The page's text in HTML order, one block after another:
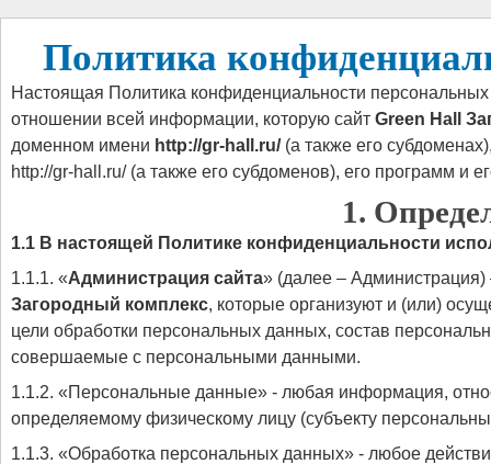
Политика
Настоящая Политика конфиденциальности
отношении всей информации, которую сайт Green Hall
доменном имени http://gr-hall.ru/(а также его
http://gr-hall.ru/ (а также его субдоменов), его программ и
1.
1.1 В настоящей Политике конфиденциальности
1.1.1. «Администрация сайта» (далее –
Загородный комплекс, которые организуют и (или)
цели обработки персональных данных, состав
совершаемые с персональными данными.
1.1.2. «Персональные данные» - любая информация,
определяемому физическому лицу (субъекту
1.1.3. «Обработка персональных данных» - любое